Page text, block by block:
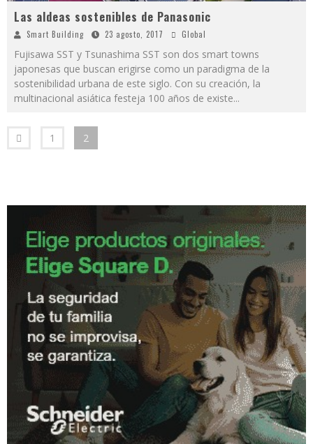
Las aldeas sostenibles de Panasonic
Smart Building 23 agosto, 2017 Global
Fujisawa SST y Tsunashima SST son dos smart towns
japonesas que buscan erigirse como un paradigma de la
sostenibilidad urbana de este siglo. Con su creación, la
multinacional asiática festeja 100 años de existe...
1 2